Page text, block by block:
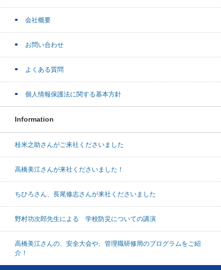
会社概要
お問い合わせ
よくある質問
個人情報保護法に関する基本方針
Information
桂米之助さんがご来社くださいました
高橋美江さんが来社くださいました！
ちひろさん、長尾修志さんが来社くださいました
野村功次郎先生による 学校防災についての講演
高橋美江さんの、安全大会や、管理職研修用のプログラムをご紹
介！